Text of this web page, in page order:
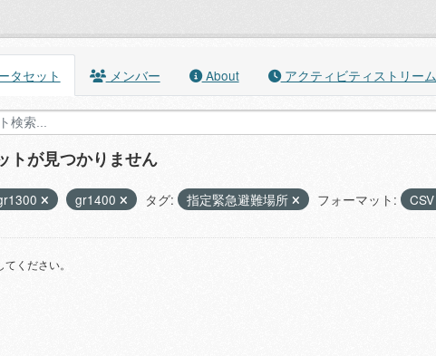
タセット メンバー About アクティビティストリーム
トが見つかりません
gr1400 タグ: 指定緊急避難場所 フォーマット: CSV
ください。